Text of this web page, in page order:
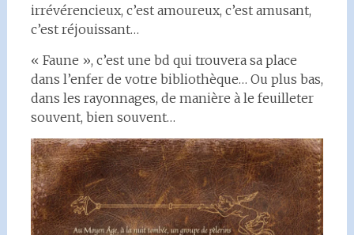
irrévérencieux, c’est amoureux, c’est amusant,
c’est réjouissant…
« Faune », c’est une bd qui trouvera sa place
dans l’enfer de votre bibliothèque… Ou plus bas,
dans les rayonnages, de manière à le feuilleter
souvent, bien souvent…